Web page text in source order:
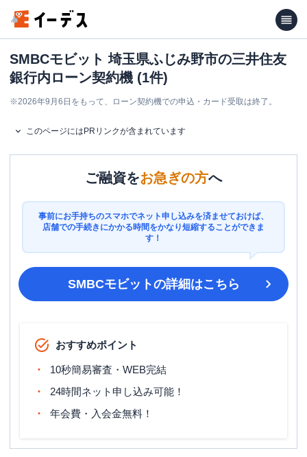
SMBCモビット 埼玉県ふじみ野市の三井住友
銀行内ローン契約機 (1件)
※2026年9月6日をもって、ローン契約機での申込・カード受取は終了。
このページにはPRリンクが含まれています
ご融資をお急ぎの方へ
事前にお手持ちのスマホでネット申し込みを済ませておけば、
店舗での手続きにかかる時間をかなり短縮することができま
す！
SMBCモビットの詳細はこちら
おすすめポイント
10秒簡易審査・WEB完結
24時間ネット申し込み可能！
年会費・入会金無料！